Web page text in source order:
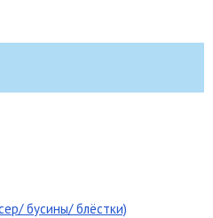
бусины/ блёстки)